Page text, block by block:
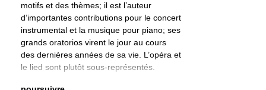
motifs et des thèmes; il est l’auteur
d’importantes contributions pour le concert
instrumental et la musique pour piano; ses
grands oratorios virent le jour au cours
des dernières années de sa vie. L’opéra et
le lied sont plutôt sous-représentés.